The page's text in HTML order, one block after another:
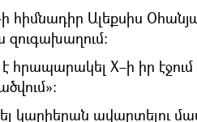
հիմնադիր Ալեքսիս
զուգախաղում։
հրապարակել X–ի իր
կարիերան ավարտելու